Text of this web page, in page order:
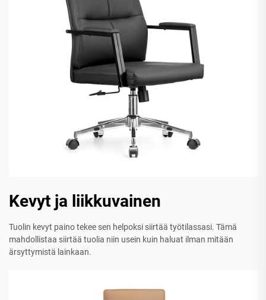
Kevyt ja liikkuvainen
Tuolin kevyt paino tekee sen helpoksi siirtää työtilassasi. Tämä
mahdollistaa siirtää tuolia niin usein kuin haluat ilman mitään
ärsyttymistä lainkaan.